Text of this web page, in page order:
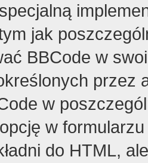
jak
BBCode w
przez
w
w
do HTML,